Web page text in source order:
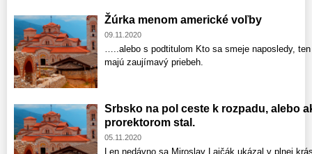
Žúrka menom americké voľby
09.11.2020
…..alebo s podtitulom Kto sa smeje naposledy,
majú zaujímavý priebeh.
Srbsko na pol ceste k rozpadu, alebo
prorektorom stal.
05.11.2020
Len nedávno sa Miroslav Lajčák ukázal v plnej